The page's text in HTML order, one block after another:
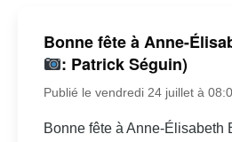
Bonne fête à Anne-
: Patrick Séguin)
Publié le vendredi 24 juillet à
Bonne fête à Anne-Élisabeth